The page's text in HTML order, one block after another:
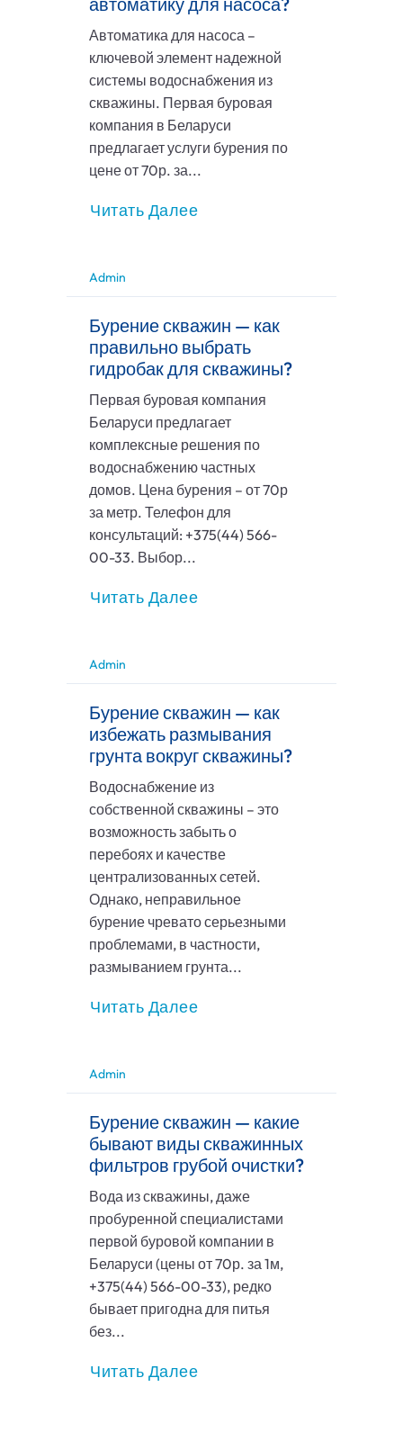
Автоматика для насоса –
ключевой элемент надежной
системы водоснабжения из
скважины. Первая буровая
компания в Беларуси
предлагает услуги бурения по
цене от 70р. за...
Читать Далее
Admin
Бурение скважин — как
правильно выбрать
гидробак для скважины?
Первая буровая компания
Беларуси предлагает
комплексные решения по
водоснабжению частных
домов. Цена бурения – от 70р
за метр. Телефон для
консультаций: +375(44) 566-
00-33. Выбор...
Читать Далее
Admin
Бурение скважин — как
избежать размывания
грунта вокруг скважины?
Водоснабжение из
собственной скважины – это
возможность забыть о
перебоях и качестве
централизованных сетей.
Однако, неправильное
бурение чревато серьезными
проблемами, в частности,
размыванием грунта...
Читать Далее
Admin
Бурение скважин — какие
бывают виды скважинных
фильтров грубой очистки?
Вода из скважины, даже
пробуренной специалистами
первой буровой компании в
Беларуси (цены от 70р. за 1м,
+375(44) 566-00-33), редко
бывает пригодна для питья
без...
Читать Далее